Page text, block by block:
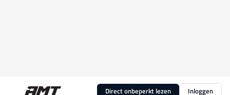
Direct onbeperkt lezen Inloggen